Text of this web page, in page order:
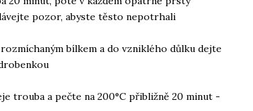
pozor, abyste těsto nepotrhali
bílkem a do vzniklého důlku dejte
trouba a pečte na 200°C přibližně 20 minut -